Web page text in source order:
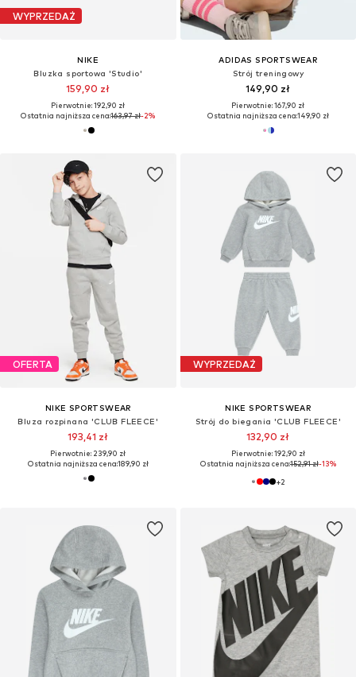
WYPRZEDAŻ
NIKE
Bluzka sportowa 'Studio'
159,90 zł
Pierwotnie: 192,90 zł
Ostatnia najniższa cena:163,97 zł-2%
ADIDAS SPORTSWEAR
Strój treningowy
149,90 zł
Pierwotnie: 167,90 zł
Ostatnia najniższa cena:149,90 zł
OFERTA
NIKE SPORTSWEAR
Bluza rozpinana 'CLUB FLEECE'
193,41 zł
Pierwotnie: 239,90 zł
Ostatnia najniższa cena:189,90 zł
WYPRZEDAŻ
NIKE SPORTSWEAR
Strój do biegania 'CLUB FLEECE'
132,90 zł
Pierwotnie: 192,90 zł
Ostatnia najniższa cena:152,91 zł-13%
+2